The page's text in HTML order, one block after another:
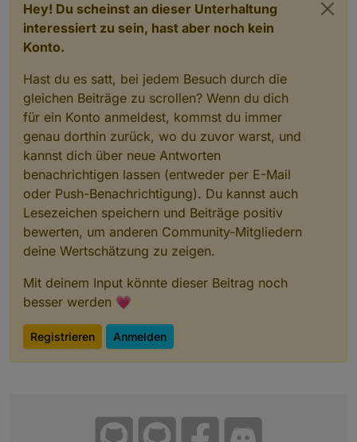
Hey! Du scheinst an dieser Unterhaltung
interessiert zu sein, hast aber noch kein
Konto.
Hast du es satt, bei jedem Besuch durch die
gleichen Beiträge zu scrollen? Wenn du dich
für ein Konto anmeldest, kommst du immer
genau dorthin zurück, wo du zuvor warst, und
kannst dich über neue Antworten
benachrichtigen lassen (entweder per E-Mail
oder Push-Benachrichtigung). Du kannst auch
Lesezeichen speichern und Beiträge positiv
bewerten, um anderen Community-Mitgliedern
deine Wertschätzung zu zeigen.
Mit deinem Input könnte dieser Beitrag noch
besser werden 💗
Registrieren Anmelden